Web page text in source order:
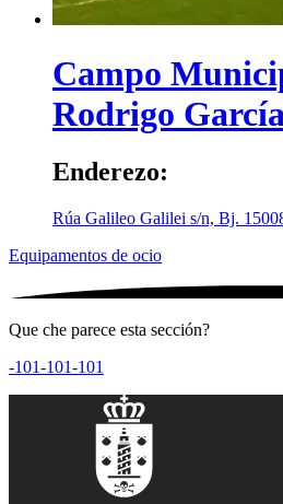
Campo
Rodrigo
Enderezo:
Rúa Galileo Galilei s/n, Bj.
Equipamentos de ocio
Que che parece esta sección?
-101-101-101